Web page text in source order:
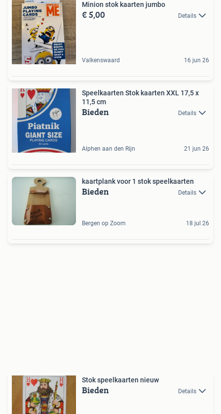
Minion stok kaarten jumbo
€ 5,00 Details
Valkenswaard 16 jun 26
Speelkaarten Stok kaarten XXL 17,5 x
11,5 cm
Bieden Details
Alphen aan den Rijn 21 jun 26
kaartplank voor 1 stok speelkaarten
Bieden Details
Bergen op Zoom 18 jul 26
Stok speelkaarten nieuw
Bieden Details